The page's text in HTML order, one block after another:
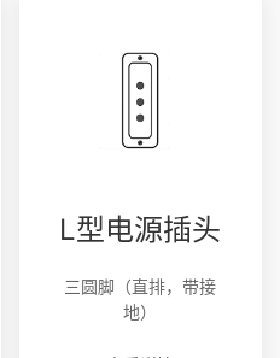
L型电源插头
三圆脚（直排，带接
地）